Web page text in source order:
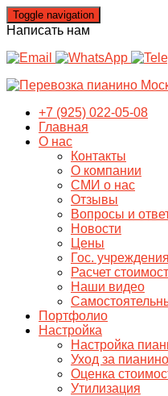
Toggle navigation
Написать нам
+7 (925) 022-05-08
Главная
О нас
Контакты
О компании
СМИ о нас
Отзывы
Вопросы и
Новости
Цены
Гос.
Расчет
Наши видео
Портфолио
Настройка
Настройка
Уход за пианино
Оценка
Утилизация